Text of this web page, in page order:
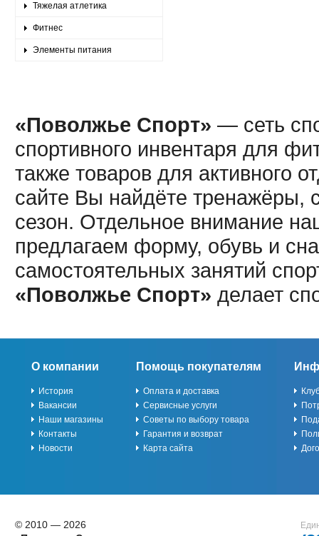
Тяжелая атлетика
Фитнес
Элементы питания
«Поволжье Спорт» — сеть
спортивного инвентаря для
также товаров для активного
сайте Вы найдёте тренажёры,
сезон. Отдельное внимание
предлагаем форму, обувь и
самостоятельных занятий
«Поволжье Спорт» делает
О компании
История
Вакансии
Наши магазины
Контакты
Новости
Помощь покупателям
Оплата и доставка
Сервисные услуги
Советы по выбору товара
Гарантия и возврат
Карта сайта
© 2010 — 2026